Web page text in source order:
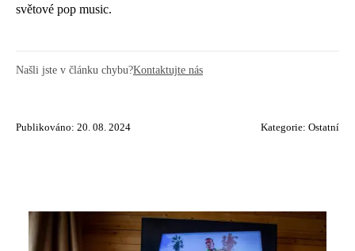
světové pop music.
Našli jste v článku chybu?Kontaktujte nás
Publikováno: 20. 08. 2024 Kategorie: Ostatní